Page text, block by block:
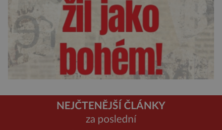
NEJČTENĚJŠÍ ČLÁNKY
za poslední